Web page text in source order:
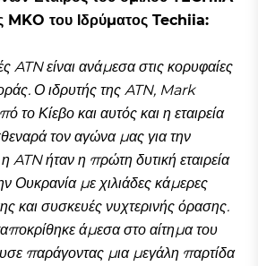
MKO του Ιδρύματος Techiia:
ATN είναι ανάμεσα στις κορυφαίες
Ο ιδρυτής της ATN, Mark
το Κίεβο και αυτός και η εταιρεία
τον αγώνα μας για την
ATN ήταν η πρώτη δυτική εταιρεία
Ουκρανία με χιλιάδες κάμερες
και συσκευές νυχτερινής όρασης.
άμεσα στο αίτημα του
παράγοντας μια μεγάλη παρτίδα